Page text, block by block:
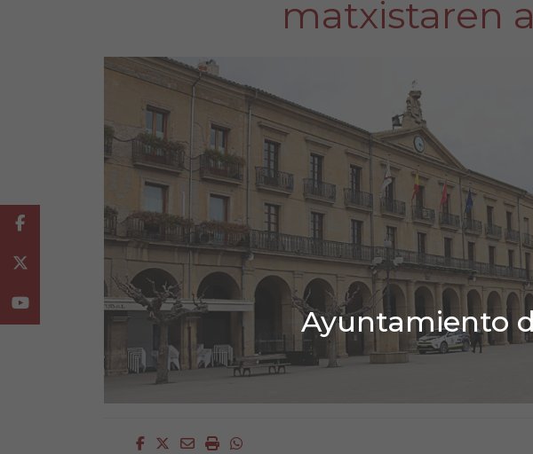
Ayuntamiento
matxistaren
Facebook
Twitter
EmailImprimirWhatsapp
Facebook
Youtube